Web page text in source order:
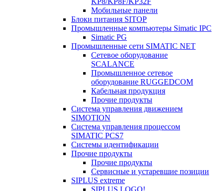
Мобильные панели
Блоки питания SITOP
Промышленные компьютеры Simatic IPC
Simatic PG
Промышленные сети SIMATIC NET
Сетевое оборудование
SCALANCE
Промышленное сетевое
оборудование RUGGEDCOM
Кабельная продукция
Прочие продукты
Система управления движением
SIMOTION
Система управления процессом
SIMATIC PCS7
Системы идентификации
Прочие продукты
Прочие продукты
Сервисные и устаревшие позиции
SIPLUS extreme
SIPLUS LOGO!